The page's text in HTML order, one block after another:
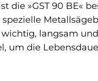
die »GST 90 BE«
langsam
um die